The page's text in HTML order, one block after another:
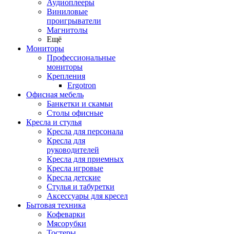
Аудиоплееры
Виниловые
проигрыватели
Магнитолы
Ещё
Мониторы
Профессиональные
мониторы
Крепления
Ergotron
Офисная мебель
Банкетки и скамьи
Столы офисные
Кресла и стулья
Кресла для персонала
Кресла для
руководителей
Кресла для приемных
Кресла игровые
Кресла детские
Стулья и табуретки
Аксессуары для кресел
Бытовая техника
Кофеварки
Мясорубки